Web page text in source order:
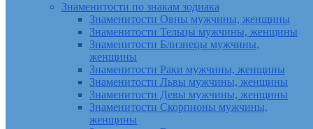
Знаменитости по знакам зодиака
Знаменитости Овны мужчины, женщины
Знаменитости Тельцы мужчины, женщины
Знаменитости Близнецы мужчины,
женщины
Знаменитости Раки мужчины, женщины
Знаменитости Львы мужчины, женщины
Знаменитости Девы мужчины, женщины
Знаменитости Скорпионы мужчины,
женщины